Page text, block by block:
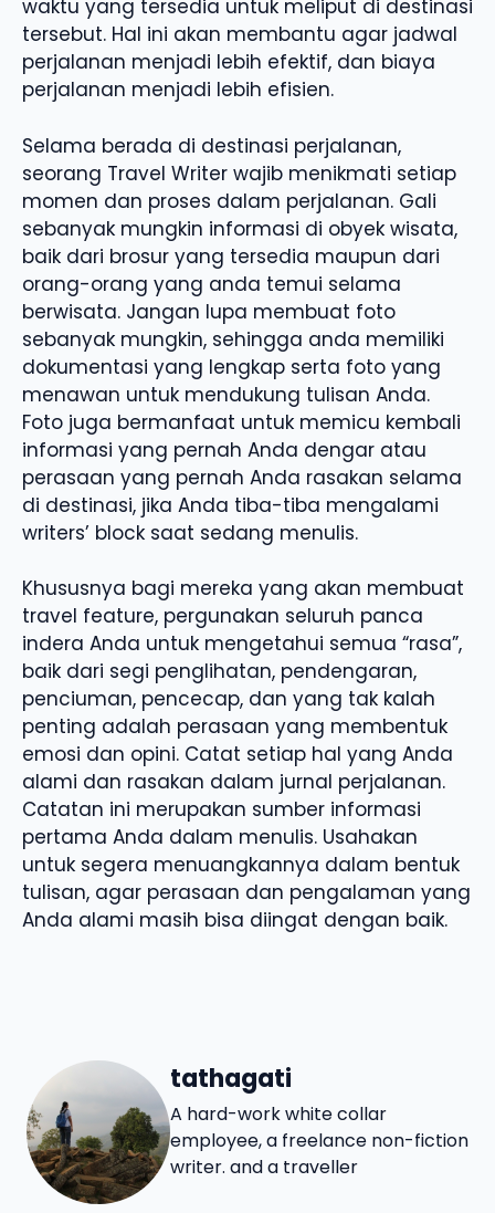
waktu yang tersedia untuk meliput di destinasi
tersebut. Hal ini akan membantu agar jadwal
perjalanan menjadi lebih efektif, dan biaya
perjalanan menjadi lebih efisien.
Selama berada di destinasi perjalanan,
seorang Travel Writer wajib menikmati setiap
momen dan proses dalam perjalanan. Gali
sebanyak mungkin informasi di obyek wisata,
baik dari brosur yang tersedia maupun dari
orang-orang yang anda temui selama
berwisata. Jangan lupa membuat foto
sebanyak mungkin, sehingga anda memiliki
dokumentasi yang lengkap serta foto yang
menawan untuk mendukung tulisan Anda.
Foto juga bermanfaat untuk memicu kembali
informasi yang pernah Anda dengar atau
perasaan yang pernah Anda rasakan selama
di destinasi, jika Anda tiba-tiba mengalami
writers’ block saat sedang menulis.
Khususnya bagi mereka yang akan membuat
travel feature, pergunakan seluruh panca
indera Anda untuk mengetahui semua “rasa”,
baik dari segi penglihatan, pendengaran,
penciuman, pencecap, dan yang tak kalah
penting adalah perasaan yang membentuk
emosi dan opini. Catat setiap hal yang Anda
alami dan rasakan dalam jurnal perjalanan.
Catatan ini merupakan sumber informasi
pertama Anda dalam menulis. Usahakan
untuk segera menuangkannya dalam bentuk
tulisan, agar perasaan dan pengalaman yang
Anda alami masih bisa diingat dengan baik.
tathagati
A hard-work white collar
employee, a freelance non-fiction
writer. and a traveller